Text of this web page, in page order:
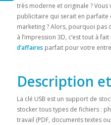
très moderne et originale ? Vous
publicitaire qui serait en parfaite
marketing ? Alors, pourquoi pas
à l’impression 3D, c’est tout à
d’affaires parfait pour votre
Description
La clé USB est un support de
stocker tous types de fichiers :
travail (PDF, documents textes